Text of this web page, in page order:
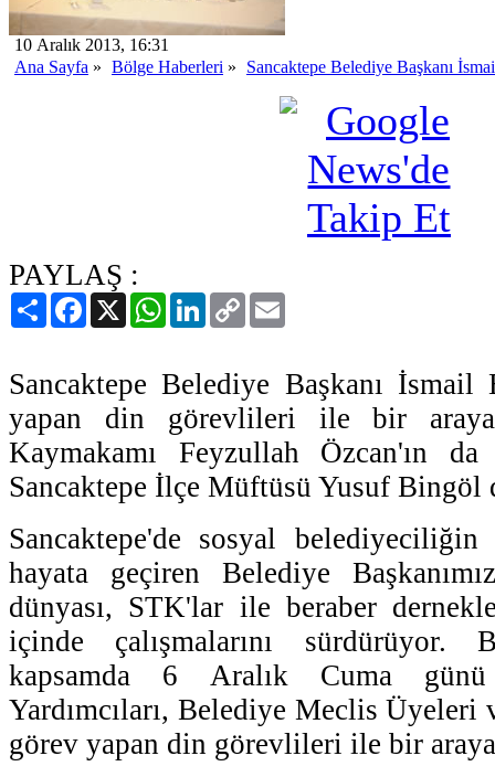
10 Aralık 2013, 16:31
Ana Sayfa » Bölge Haberleri » Sancaktepe Belediye Başkanı
PAYLAŞ :
PaylaşFacebook
X WhatsAppLinkedIn
Copy
Link
Sancaktepe Belediye Başkanı
yapan din görevlileri ile bir araya
Kaymakamı Feyzullah Özcan'ın da
Sancaktepe İlçe Müftüsü Yusuf Bingöl
Sancaktepe'de sosyal
hayata geçiren Belediye
dünyası, STK'lar ile beraber
içinde çalışmalarını sürdürüyor.
kapsamda 6 Aralık Cuma
Yardımcıları, Belediye Meclis
görev yapan din görevlileri ile bir